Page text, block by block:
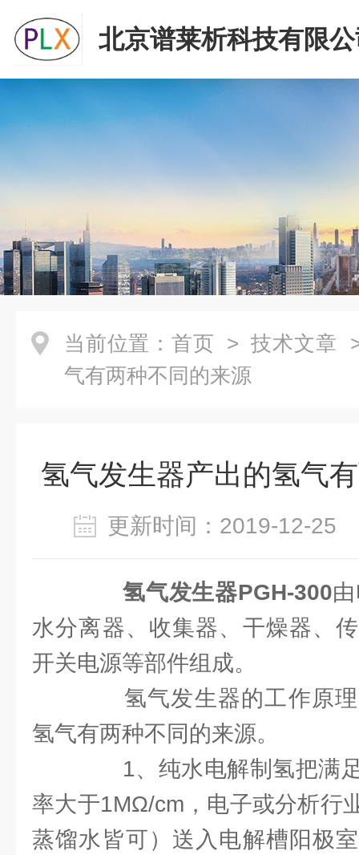
北京谱莱析科技有限
当前位置： 首页 > 技术文章
气有两种不同的来源
氢气发生器产出的氢气
更新时间：2019-12-
氢气发生器PGH-300
水分离器、收集器、干燥器、
开关电源等部件组成。
氢气发生器的工作原理
氢气有两种不同的来源。
1、纯水电解制氢把满足
率大于1MΩ/cm，电子或分析行
蒸馏水皆可）送入电解槽阳极